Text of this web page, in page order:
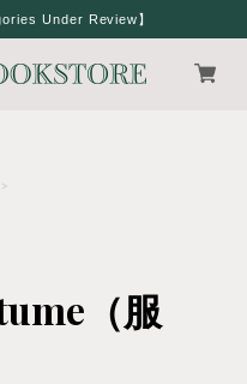
Under Review】
（服